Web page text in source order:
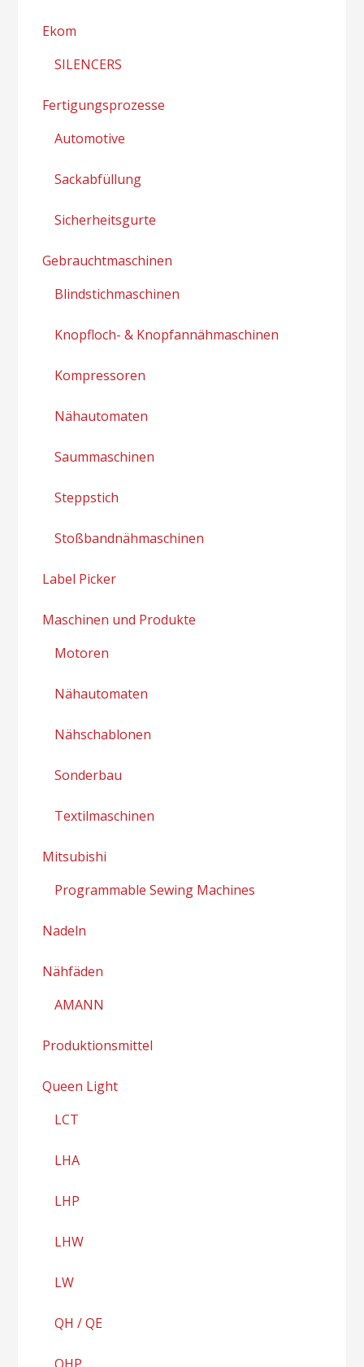
Ekom
SILENCERS
Fertigungsprozesse
Automotive
Sackabfüllung
Sicherheitsgurte
Gebrauchtmaschinen
Blindstichmaschinen
Knopfloch- & Knopfannähmaschinen
Kompressoren
Nähautomaten
Saummaschinen
Steppstich
Stoßbandnähmaschinen
Label Picker
Maschinen und Produkte
Motoren
Nähautomaten
Nähschablonen
Sonderbau
Textilmaschinen
Mitsubishi
Programmable Sewing Machines
Nadeln
Nähfäden
AMANN
Produktionsmittel
Queen Light
LCT
LHA
LHP
LHW
LW
QH / QE
QHP